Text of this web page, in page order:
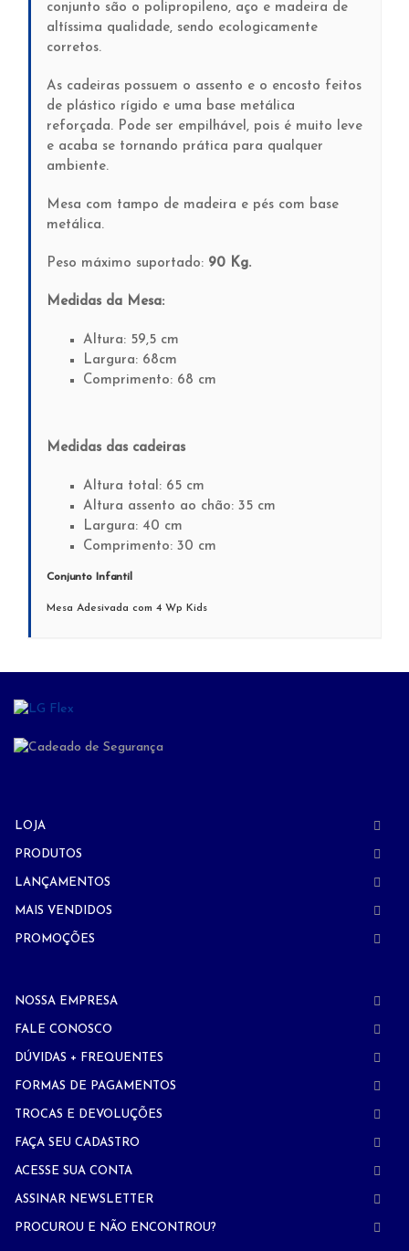
conjunto são o polipropileno, aço e madeira de
altíssima qualidade, sendo ecologicamente
corretos.
As cadeiras possuem o assento e o encosto feitos
de plástico rígido e uma base metálica
reforçada. Pode ser empilhável, pois é muito leve
e acaba se tornando prática para qualquer
ambiente.
Mesa com tampo de madeira e pés com base
metálica.
Peso máximo suportado: 90 Kg.
Medidas da Mesa:
Altura: 59,5 cm
Largura: 68cm
Comprimento: 68 cm
Medidas das cadeiras
Altura total: 65 cm
Altura assento ao chão: 35 cm
Largura: 40 cm
Comprimento: 30 cm
Conjunto Infantil
Mesa Adesivada com 4 Wp Kids
LOJA
PRODUTOS
LANÇAMENTOS
MAIS VENDIDOS
PROMOÇÕES
NOSSA EMPRESA
FALE CONOSCO
DÚVIDAS + FREQUENTES
FORMAS DE PAGAMENTOS
TROCAS E DEVOLUÇÕES
FAÇA SEU CADASTRO
ACESSE SUA CONTA
ASSINAR NEWSLETTER
PROCUROU E NÃO ENCONTROU?